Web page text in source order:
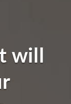
will